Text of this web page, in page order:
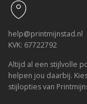
help@printmijnstad.nl
KVK: 67722792
Altijd al een stijlvolle
helpen jou daarbij.
stijlopties van